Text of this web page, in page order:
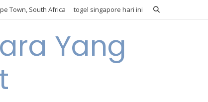
Town, South Africa togel singapore hari ini
Yang